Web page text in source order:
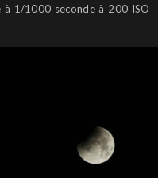
à 1/1000 seconde à 200 ISO